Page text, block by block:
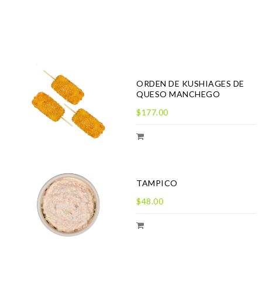
ORDEN DE KUSHIAGES DE
QUESO MANCHEGO
$177.00
TAMPICO
$48.00